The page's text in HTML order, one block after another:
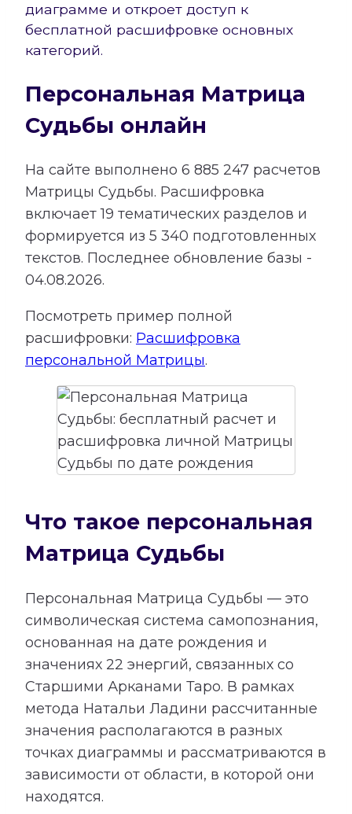
диаграмме и откроет доступ к
бесплатной расшифровке основных
категорий.
Персональная Матрица
Судьбы онлайн
На сайте выполнено 6 885 247 расчетов
Матрицы Судьбы. Расшифровка
включает19 тематических разделов и
формируется из 5 340 подготовленных
текстов. Последнее обновление базы -
04.08.2026.
Посмотреть пример полной
расшифровки: Расшифровка
персональной Матрицы.
Что такое персональная
Матрица Судьбы
Персональная Матрица Судьбы — это
символическая система самопознания,
основанная на дате рождения и
значениях 22 энергий, связанных со
Старшими Арканами Таро. В рамках
метода Натальи Ладини рассчитанные
значения располагаются в разных
точках диаграммы и рассматриваются в
зависимости от области, в которой они
находятся.